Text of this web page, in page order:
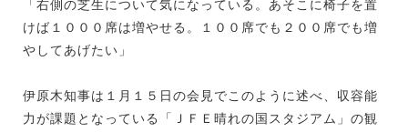
「右側の芝生について気になっている。あそこに椅子を置
けば１０００席は増やせる。１００席でも２００席でも増
やしてあげたい」
伊原木知事は１月１５日の会見でこのように述べ、収容能
力が課題となっている「ＪＦＥ晴れの国スタジアム」の観